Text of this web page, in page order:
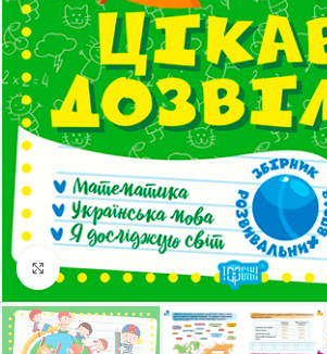
Клацніть, щоб збільшити